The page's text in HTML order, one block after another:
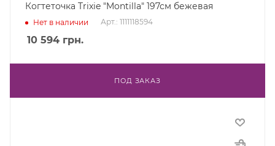
Когтеточка Trixie "Montilla" 197см бежевая
Нет в наличии Арт.: 1111118594
10 594 грн.
ПОД ЗАКАЗ